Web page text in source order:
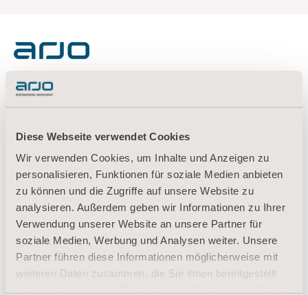
Diese Webseite verwendet Cookies
Wir verwenden Cookies, um Inhalte und Anzeigen zu
personalisieren, Funktionen für soziale Medien anbieten
zu können und die Zugriffe auf unsere Website zu
analysieren. Außerdem geben wir Informationen zu Ihrer
Verwendung unserer Website an unsere Partner für
soziale Medien, Werbung und Analysen weiter. Unsere
Partner führen diese Informationen möglicherweise mit
weiteren Daten zusammen, die Sie ihnen bereitgestellt
About us
Produkte
Dienstleistungen & Lösungen
Wissen
Über uns
Kontaktieren Sie uns
Investoren